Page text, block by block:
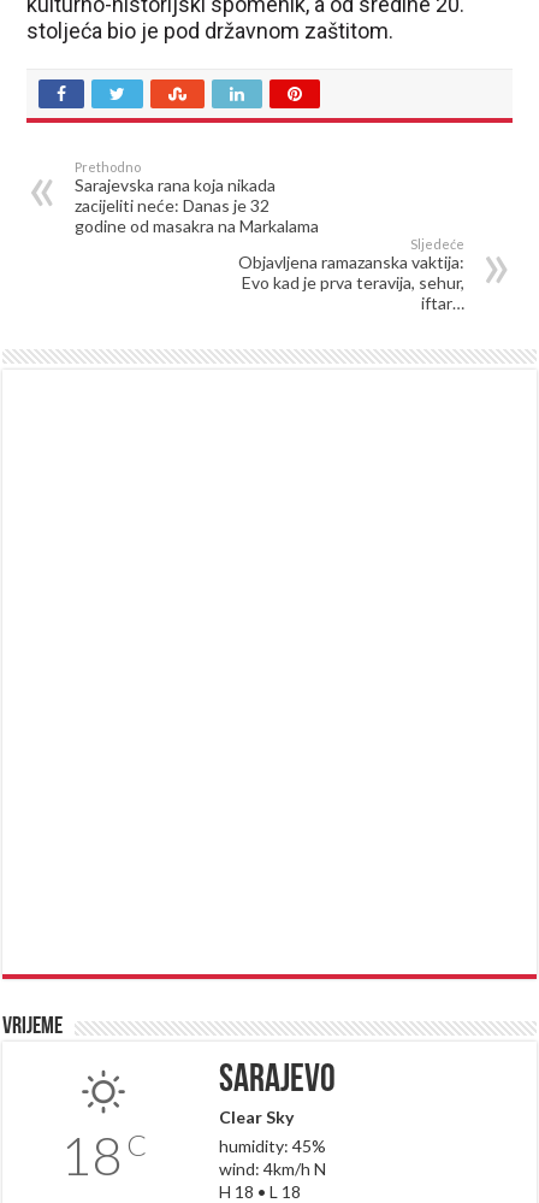
stoljeća bio je pod državnom zaštitom.
Prethodno
Sarajevska rana koja nikada
zacijeliti neće: Danas je 32
godine od masakra na Markalama
Sljedeće
Objavljena ramazanska vaktija:
Evo kad je prva teravija, sehur,
iftar…
Vrijeme
18 C
Sarajevo
Clear Sky
humidity: 45%
wind: 4km/h N
H 18 • L 18